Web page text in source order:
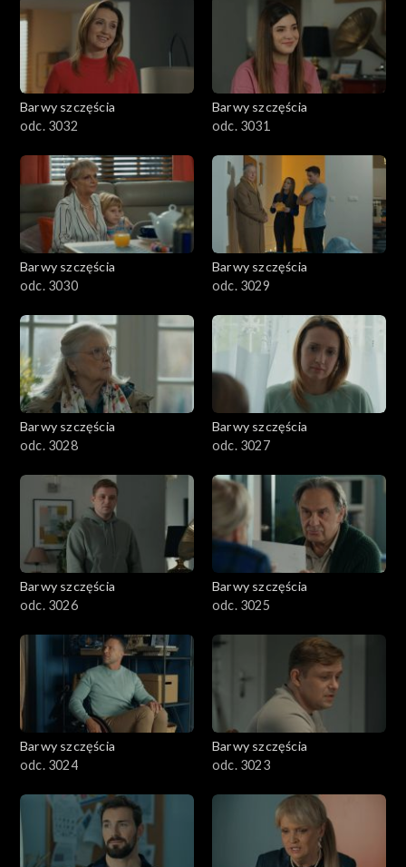
Barwy szczęścia
odc. 3032
Barwy szczęścia
odc. 3031
Barwy szczęścia
odc. 3030
Barwy szczęścia
odc. 3029
Barwy szczęścia
odc. 3028
Barwy szczęścia
odc. 3027
Barwy szczęścia
odc. 3026
Barwy szczęścia
odc. 3025
Barwy szczęścia
odc. 3024
Barwy szczęścia
odc. 3023